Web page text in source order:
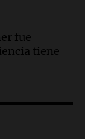
fatales
el primer
y
fue
tiene